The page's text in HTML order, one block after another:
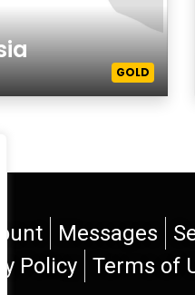
GOLD
Messages
Policy Terms of